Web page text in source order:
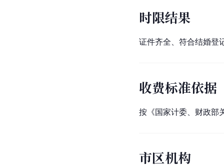
时限结果
证件齐全、符合结婚登
收费标准依据
按《国家计委、财政部
市区机构